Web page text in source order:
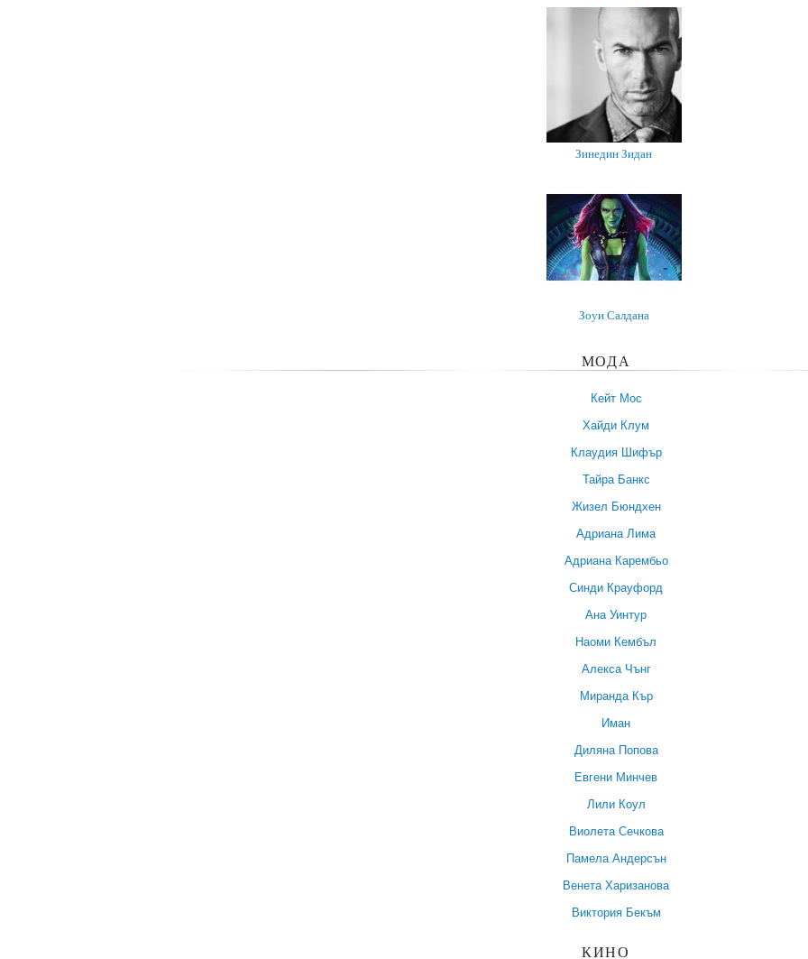
Зинедин Зидан
Зоуи Салдана
МОДА
Кейт Мос
Хайди Клум
Клаудия Шифър
Тайра Банкс
Жизел Бюндхен
Адриана Лима
Адриана Карембьо
Синди Крауфорд
Ана Уинтур
Наоми Кембъл
Алекса Чънг
Миранда Кър
Иман
Диляна Попова
Евгени Минчев
Лили Коул
Виолета Сечкова
Памела Андерсън
Венета Харизанова
Виктория Бекъм
КИНО